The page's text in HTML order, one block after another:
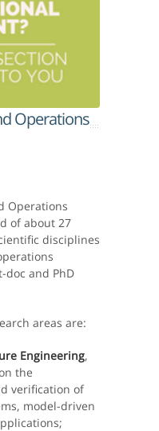
Operations
Operations
of about 27
disciplines
doc and PhD
areas are:
Engineering,
the
verification of
model-driven